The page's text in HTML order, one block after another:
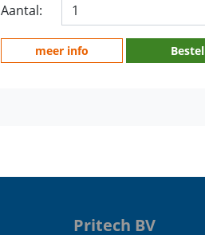
Aantal:
meer info Bestel
Pritech BV